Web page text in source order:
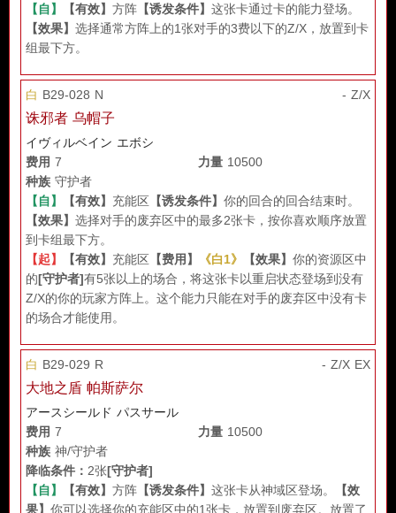
【自】
【有效】 方阵 【诱发条件】 这张卡通过卡的能力登场。
【效果】 选择通常方阵上的1张对手的3费以下的Z/X，放置到卡
组最下方。
白 B29-028 N - Z/X
诛邪者 乌帽子
イヴィルベイン エボシ
费用 7 力量 10500
种族 守护者
【自】
【有效】 充能区 【诱发条件】 你的回合的回合结束时。
【效果】 选择对手的废弃区中的最多2张卡，按你喜欢顺序放置
到卡组最下方。
【起】
【有效】 充能区 【费用】 《白1》 【效果】 你的资源区中
的[守护者]有5张以上的场合，将这张卡以重启状态登场到没有
Z/X的你的玩家方阵上。这个能力只能在对手的废弃区中没有卡
的场合才能使用。
白 B29-029 R - Z/X EX
大地之盾 帕斯萨尔
アースシールド パスサール
费用 7 力量 10500
种族 神/守护者
降临条件： 2张[守护者]
【自】
【有效】 方阵 【诱发条件】 这张卡从神域区登场。
【效
果】 你可以选择你的充能区中的1张卡，放置到废弃区。放置了